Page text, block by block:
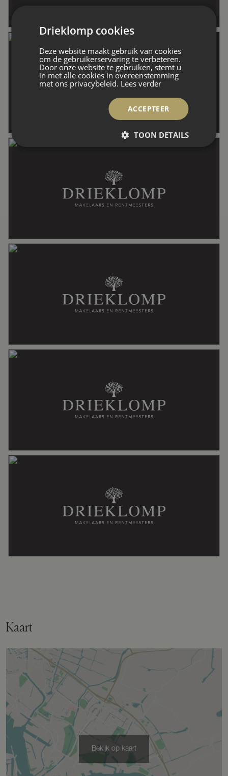
Aantal badkamers 1 badkamer
Badkamervoorzieningen
Douche, wasmachineaansluiting,
wastafel
Aantal woonlagen
Isolatie
Kaart
Bekijk op kaart
Drieklomp cookies
Deze website maakt gebruik van cookies
om de gebruikerservaring te verbeteren.
Door onze website te gebruiken, stemt u
in met alle cookies in overeenstemming
met ons privacybeleid. Lees verder
ACCEPTEER
TOON DETAILS